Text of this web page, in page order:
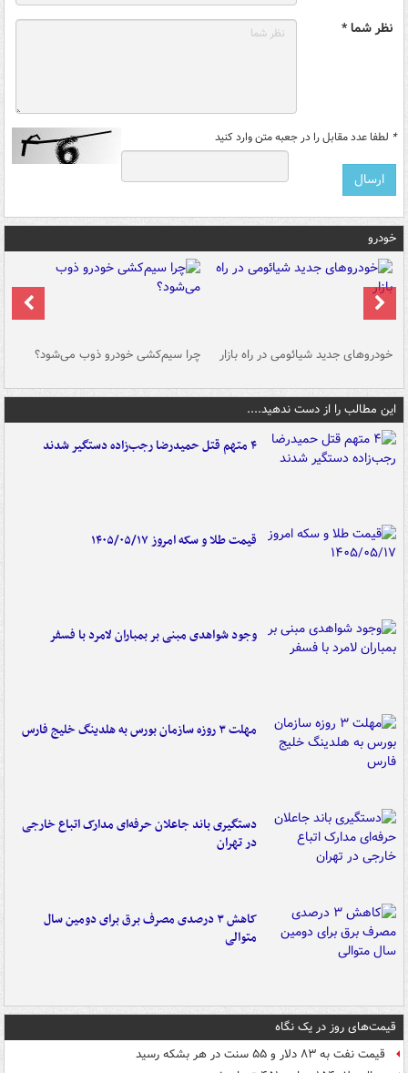
نظر شما *
* لطفا عدد مقابل را در جعبه متن وارد کنید
خودرو
خودروهای جدید شیائومی در راه بازار چرا سیم‌کشی خودرو ذوب می‌شود؟
این مطالب را از دست ندهید....
۴ متهم قتل حمیدرضا رجب‌زاده دستگیر شدند
قیمت طلا و سکه امروز ۱۴۰۵/۰۵/۱۷
وجود شواهدی مبنی بر بمباران لامرد با فسفر
مهلت ۳ روزه سازمان بورس به هلدینگ خلیج فارس
دستگیری باند جاعلان حرفه‌ای مدارک اتباع خارجی
در تهران
کاهش ۳ درصدی مصرف برق برای دومین سال
متوالی
قیمت‌های روز در یک نگاه
قیمت نفت به ۸۳ دلار و ۵۵ سنت در هر بشکه رسید